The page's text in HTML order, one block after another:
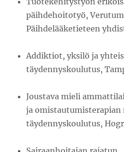
päihdehoitotyö,
Päihdelääketieteen
Addiktiot, yksilö ja
täydennyskoulutus,
Joustava mieli
ja omistautumisterapian
täydennyskoulutus,